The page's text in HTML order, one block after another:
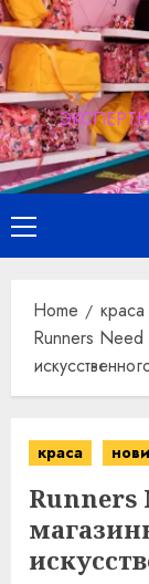
Skip
to
content
Primary
Menu
Home
краса
Runners Need
краса
Runners